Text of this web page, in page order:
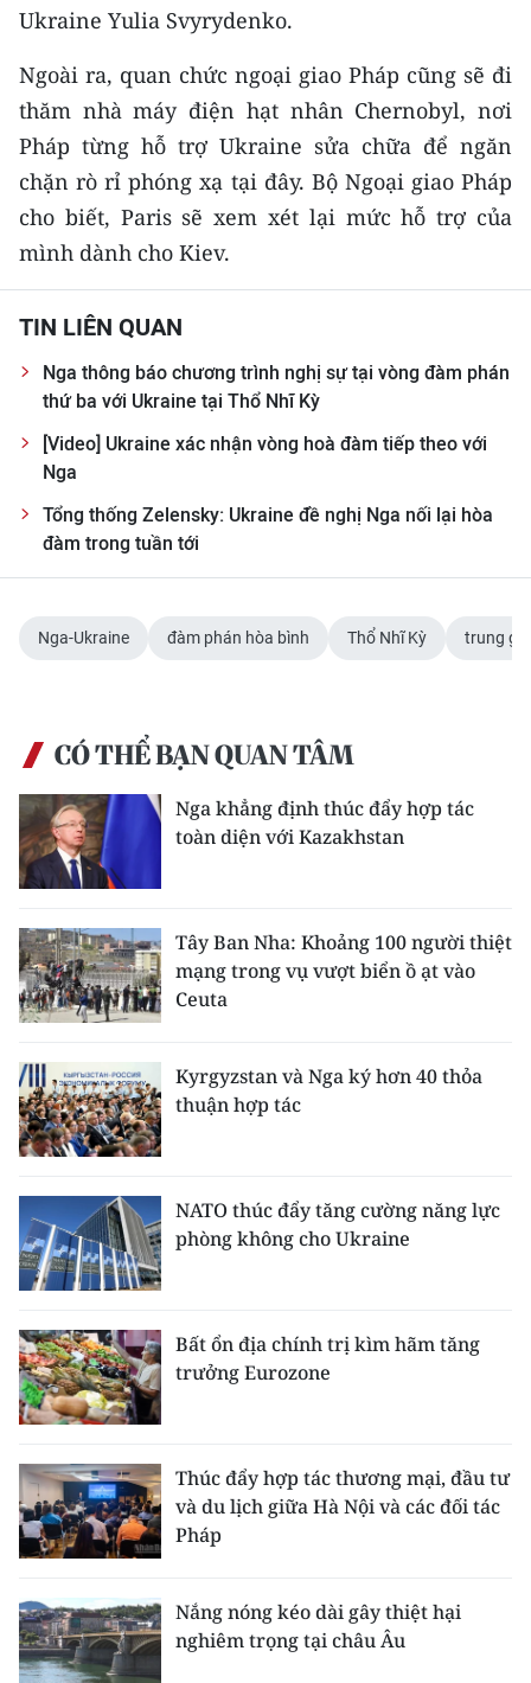
Infographic
TIN MỚI
TIN ĐỊA PHƯƠNG
Trung du và miền núi phía Bắc
Bắc Trung Bộ
Duyên hải Nam Trung Bộ và Tây
Nguyên
Đông Nam Bộ
Đồng bằng sông Cửu Long
CÁC CHUYÊN TRANG
VỀ BÁO NHÂN DÂN
THỜI NAY
NHÂN DÂN HẰNG THÁNG
ĐỌC BÁO IN
中文
FRANÇAIS
РУССКИЙ
ESPAÑOL
Ukraine Yulia Svyrydenko.
Ngoài ra, quan chức ngoại giao Pháp cũng sẽ đi
thăm nhà máy điện hạt nhân Chernobyl, nơi
Pháp từng hỗ trợ Ukraine sửa chữa để ngăn
chặn rò rỉ phóng xạ tại đây. Bộ Ngoại giao Pháp
cho biết, Paris sẽ xem xét lại mức hỗ trợ của
mình dành cho Kiev.
TIN LIÊN QUAN
Nga thông báo chương trình nghị sự tại vòng đàm phán
thứ ba với Ukraine tại Thổ Nhĩ Kỳ
[Video] Ukraine xác nhận vòng hoà đàm tiếp theo với
Nga
Tổng thống Zelensky: Ukraine đề nghị Nga nối lại hòa
đàm trong tuần tới
Nga-Ukraine đàm phán hòa bình Thổ Nhĩ Kỳ trung
CÓ THỂ BẠN QUAN TÂM
Nga khẳng định thúc đẩy hợp tác
toàn diện với Kazakhstan
Tây Ban Nha: Khoảng 100 người thiệt
mạng trong vụ vượt biển ồ ạt vào
Ceuta
Kyrgyzstan và Nga ký hơn 40 thỏa
thuận hợp tác
NATO thúc đẩy tăng cường năng lực
phòng không cho Ukraine
Bất ổn địa chính trị kìm hãm tăng
trưởng Eurozone
Thúc đẩy hợp tác thương mại, đầu tư
và du lịch giữa Hà Nội và các đối tác
Pháp
Nắng nóng kéo dài gây thiệt hại
nghiêm trọng tại châu Âu